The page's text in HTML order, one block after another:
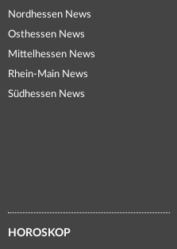
Nordhessen News
Osthessen News
Mittelhessen News
Rhein-Main News
Südhessen News
HOROSKOP